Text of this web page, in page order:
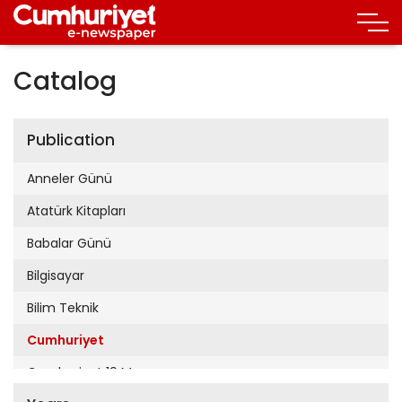
Catalog
Publication
Anneler Günü
Atatürk Kitapları
Babalar Günü
Bilgisayar
Bilim Teknik
Cumhuriyet
Cumhuriyet 19 Mayıs